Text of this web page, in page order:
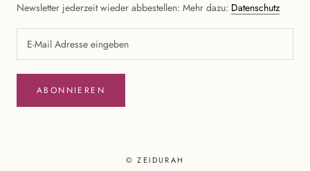
Newsletter jederzeit wieder abbestellen: Mehr dazu: Datenschutz
ABONNIEREN
© ZEIDURAH